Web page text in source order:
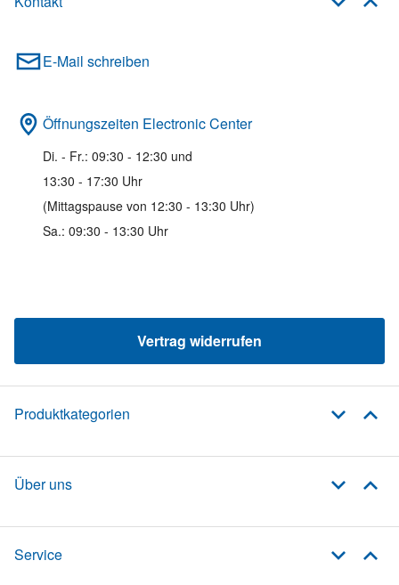
E-Mail schreiben
Öffnungszeiten Electronic Center
Di. - Fr.: 09:30 - 12:30 und
13:30 - 17:30 Uhr
(Mittagspause von 12:30 - 13:30 Uhr)
Sa.: 09:30 - 13:30 Uhr
Vertrag widerrufen
Produktkategorien
Über uns
Service